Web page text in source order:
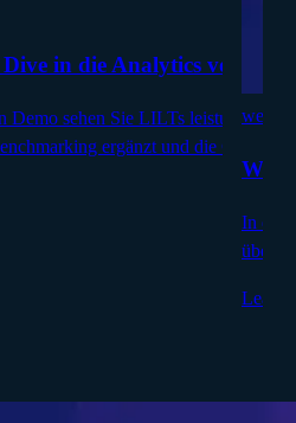
Dive in die Analytics von
Demo sehen Sie LILTs
ergänzt und die
Was
In
über
Learn